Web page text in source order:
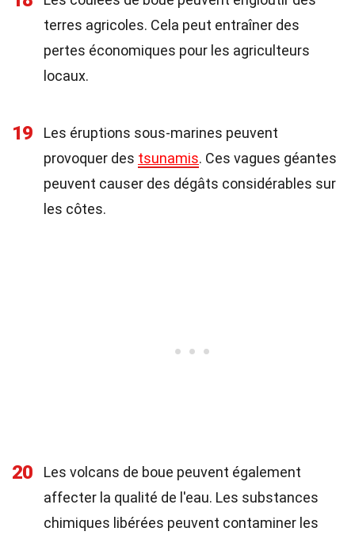
terres agricoles. Cela peut entraîner des
pertes économiques pour les agriculteurs
locaux.
19
Les éruptions sous-marines peuvent
provoquer des tsunamis. Ces vagues géantes
peuvent causer des dégâts considérables sur
les côtes.
20
Les volcans de boue peuvent également
affecter la qualité de l'eau. Les substances
chimiques libérées peuvent contaminer les